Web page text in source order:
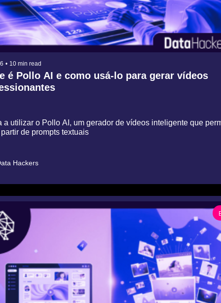
• 10 min read
é Pollo AI e como usá-lo para gerar vídeos
a utilizar o Pollo AI, um gerador de vídeos inteligente que
de prompts textuais
Hackers